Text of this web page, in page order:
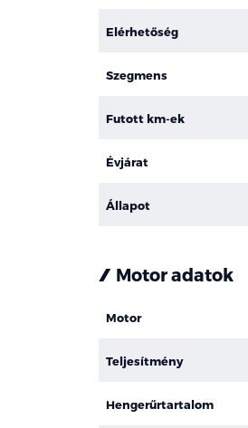
Elérhetőség
Szegmens
Futott km-ek
Évjárat
Állapot
Motor adatok
Motor
Teljesítmény
Hengerűrtartalom